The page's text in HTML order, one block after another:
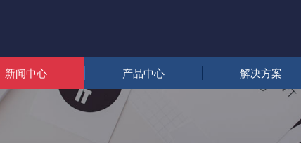
新闻中心 产品中心 解决方案